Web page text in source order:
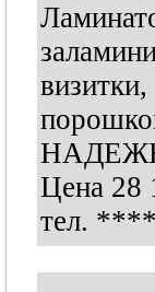
Цена 28
тел.